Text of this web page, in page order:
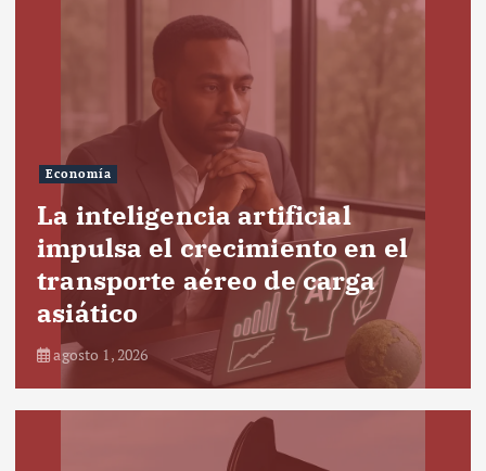
Economía
La inteligencia artificial
impulsa el crecimiento en el
transporte aéreo de carga
asiático
agosto 1, 2026